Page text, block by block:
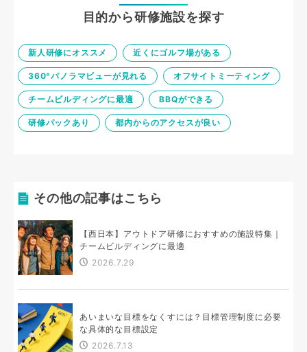
目的から研修施設を探す
新人研修にオススメ 近くにゴルフ場がある
360°パノラマビューが見れる オフサイトミーティング
チームビルディングに最適 BBQができる
研修パックあり 都内からのアクセスが良い
その他の記事はこちら
【西日本】アウトドア研修におすすめの施設特集｜
チームビルディングに最適
2026.7.29
あいまいな目標をなくすには？目標管理制度に必要
な具体的な目標設定
2026.7.13